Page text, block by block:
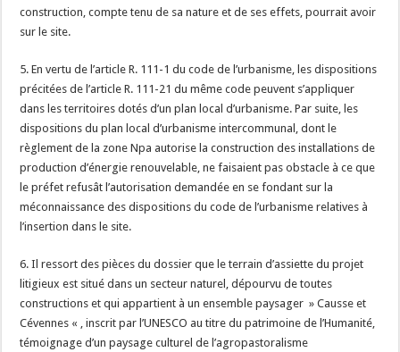
construction, compte tenu de sa nature et de ses effets, pourrait avoir
sur le site.
5. En vertu de l’article R. 111-1 du code de l’urbanisme, les dispositions
précitées de l’article R. 111-21 du même code peuvent s’appliquer
dans les territoires dotés d’un plan local d’urbanisme. Par suite, les
dispositions du plan local d’urbanisme intercommunal, dont le
règlement de la zone Npa autorise la construction des installations de
production d’énergie renouvelable, ne faisaient pas obstacle à ce que
le préfet refusât l’autorisation demandée en se fondant sur la
méconnaissance des dispositions du code de l’urbanisme relatives à
l’insertion dans le site.
6. Il ressort des pièces du dossier que le terrain d’assiette du projet
litigieux est situé dans un secteur naturel, dépourvu de toutes
constructions et qui appartient à un ensemble paysager » Causse et
Cévennes « , inscrit par l’UNESCO au titre du patrimoine de l’Humanité,
témoignage d’un paysage culturel de l’agropastoralisme